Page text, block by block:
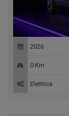
2026
0 Km
Elettrica